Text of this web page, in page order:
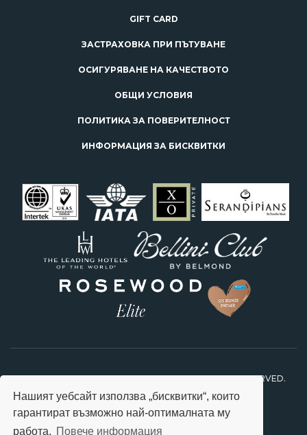
Нашият уебсайт използва „бисквитки“, които
гарантират възможно най-оптималната му
работа. Повече информация
GIFT CARD
ЗАСТРАХОВКА ПРИ ПЪТУВАНЕ
ОСИГУРЯВАНЕ НА КАЧЕСТВОТО
ОБЩИ УСЛОВИЯ
ПОЛИТИКА ЗА ПОВЕРИТЕЛНОСТ
ИНФОРМАЦИЯ ЗА БИСКВИТКИ
2026 © STARS TRAVEL FEEL SPECIAL. ALL RIGHTS RESERVED.